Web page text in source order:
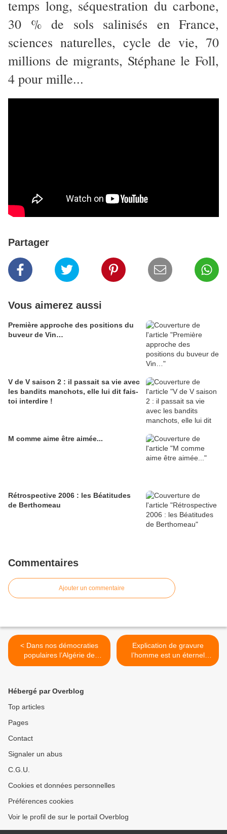
temps long, séquestration du carbone,
30 % de sols salinisés en France,
sciences naturelles, cycle de vie, 70
millions de migrants, Stéphane le Foll,
4 pour mille...
Partager
Vous aimerez aussi
Première approche des positions du
buveur de Vin…
V de V saison 2 : il passait sa vie avec
les bandits manchots, elle lui dit fais-
toi interdire !
M comme aime être aimée...
Rétrospective 2006 : les Béatitudes
de Berthomeau
Commentaires
Ajouter un commentaire
< Dans nos démocraties
populaires l’Algérie de
Boumediene jouit, en tant
prestige.
Explication de gravure
l’homme est un éternel
pourceau, l’ange aussi
Hébergé par Overblog
Top articles
Pages
Contact
Signaler un abus
C.G.U.
Cookies et données personnelles
Préférences cookies
Voir le profil de sur le portail Overblog